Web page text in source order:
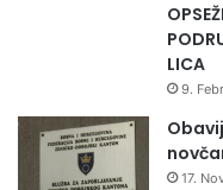
LICA
9.
17.